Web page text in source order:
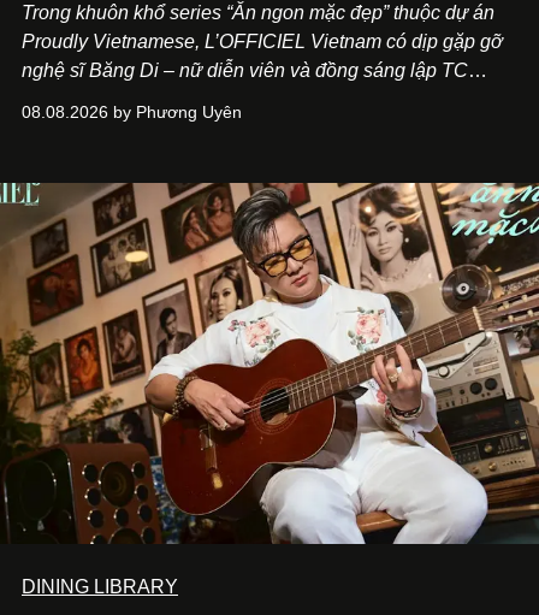
Trong khuôn khổ series “Ăn ngon mặc đẹp” thuộc dự án
Proudly Vietnamese, L’OFFICIEL Vietnam có dịp gặp gỡ
nghệ sĩ Băng Di – nữ diễn viên và đồng sáng lập TC
Kitchen Bar và SALEM tại TP.HCM.
08.08.2026 by Phương Uyên
DINING LIBRARY